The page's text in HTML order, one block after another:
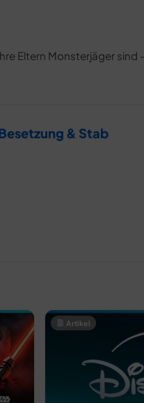
Eltern Monsterjäger
& Stab
Artikel